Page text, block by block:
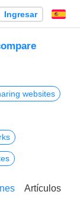
Ingresar
websites
Artículos